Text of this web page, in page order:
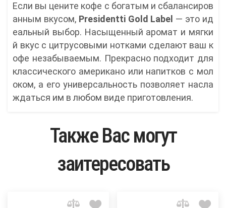
Если вы цените кофе с богатым и сбалансиров
анным вкусом, Presidentti Gold Label — это ид
еальный выбор. Насыщенный аромат и мягки
й вкус с цитрусовыми нотками сделают ваш к
офе незабываемым. Прекрасно подходит для
классического американо или напитков с мол
оком, а его универсальность позволяет насла
ждаться им в любом виде приготовления.
Также Вас могут
заитересовать